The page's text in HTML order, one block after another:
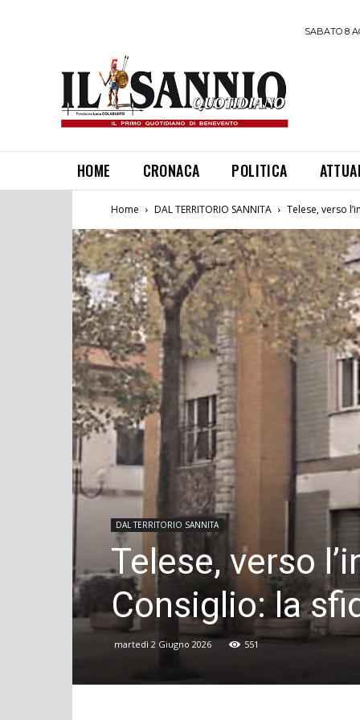
SABATO 8
HOME CRONACA POLITICA
Home DAL TERRITORIO SANNITA Telese, verso
DAL TERRITORIO SANNITA
Telese, verso
Consiglio: la
martedì 2 Giugno 2026 551